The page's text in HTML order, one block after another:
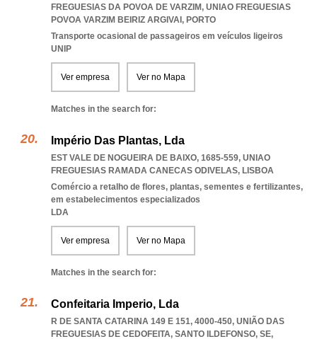
FREGUESIAS DA POVOA DE VARZIM, UNIAO FREGUESIAS
POVOA VARZIM BEIRIZ ARGIVAI , PORTO
Transporte ocasional de passageiros em veículos ligeiros
UNIP
Ver empresa Ver no Mapa
Matches in the search for:
Império Das Plantas, Lda
EST VALE DE NOGUEIRA DE BAIXO, 1685-559, UNIAO
FREGUESIAS RAMADA CANECAS ODIVELAS, LISBOA
Comércio a retalho de flores, plantas, sementes e fertilizantes,
em estabelecimentos especializados
LDA
Ver empresa Ver no Mapa
Matches in the search for:
Confeitaria Imperio, Lda
R DE SANTA CATARINA 149 E 151, 4000-450, UNIÃO DAS
FREGUESIAS DE CEDOFEITA, SANTO ILDEFONSO, SE,